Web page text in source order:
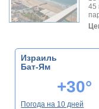
45
Израиль
Бат-Ям
+30°
Погода на 10 дней